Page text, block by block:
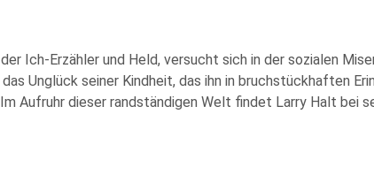
Ich-Erzähler und Held, versucht sich in der sozialen
Unglück seiner Kindheit, das ihn in bruchstückhaften
Aufruhr dieser randständigen Welt findet Larry Halt bei